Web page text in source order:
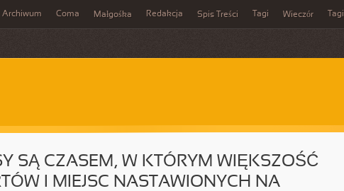
Archiwum Coma Małgośka Redakcja Spis Treści Tagi Wieczór Tagi
SĄ CZASEM, W KTÓRYM WIĘKSZOŚĆ
I MIEJSC NASTAWIONYCH NA